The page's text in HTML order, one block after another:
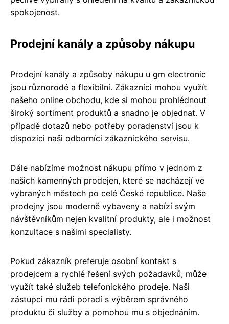
spokojenost.
Prodejní kanály a způsoby nákupu
Prodejní kanály a způsoby nákupu u gm electronic
jsou různorodé a flexibilní. Zákazníci mohou využít
našeho online obchodu, kde si mohou prohlédnout
široký sortiment produktů a snadno je objednat. V
případě dotazů nebo potřeby poradenství jsou k
dispozici naši odborníci zákaznického servisu.
Dále nabízíme možnost nákupu přímo v jednom z
našich kamenných prodejen, které se nacházejí ve
vybraných městech po celé České republice. Naše
prodejny jsou moderně vybaveny a nabízí svým
návštěvníkům nejen kvalitní produkty, ale i možnost
konzultace s našimi specialisty.
Pokud zákazník preferuje osobní kontakt s
prodejcem a rychlé řešení svých požadavků, může
využít také služeb telefonického prodeje. Naši
zástupci mu rádi poradí s výběrem správného
produktu či služby a pomohou mu s objednáním.